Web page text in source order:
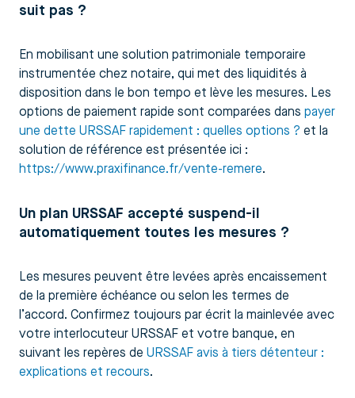
suit pas ?
En mobilisant une solution patrimoniale temporaire
instrumentée chez notaire, qui met des liquidités à
disposition dans le bon tempo et lève les mesures. Les
options de paiement rapide sont comparées dans payer
une dette URSSAF rapidement : quelles options ? et la
solution de référence est présentée ici :
https://www.praxifinance.fr/vente-remere.
Un plan URSSAF accepté suspend-il
automatiquement toutes les mesures ?
Les mesures peuvent être levées après encaissement
de la première échéance ou selon les termes de
l’accord. Confirmez toujours par écrit la mainlevée avec
votre interlocuteur URSSAF et votre banque, en
suivant les repères de URSSAF avis à tiers détenteur :
explications et recours.